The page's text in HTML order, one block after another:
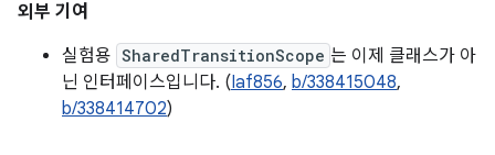
외부 기여
실험용 SharedTransitionScope 는 이제 클래스가 아
닌 인터페이스입니다. (Iaf856, b/338415048,
b/338414702)